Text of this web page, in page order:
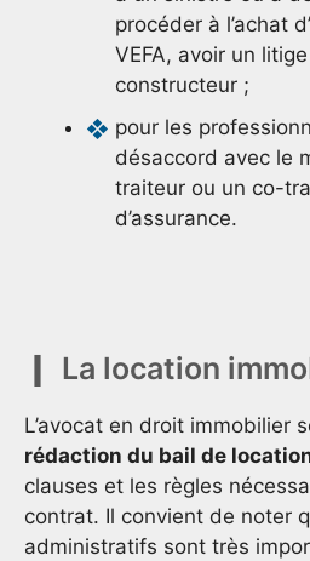
procéder à l’achat
VEFA, avoir un
constructeur ;
pour les
désaccord avec le
traiteur ou un co-
d’assurance.
La location
L’avocat en droit immobilier
rédaction du bail de
clauses et les règles
contrat. Il convient de noter
administratifs sont très